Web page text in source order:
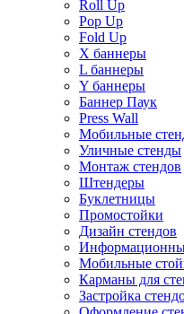
Roll Up
Pop Up
Fold Up
Х баннеры
L баннеры
Y баннеры
Баннер Паук
Press Wall
Мобильные
Уличные стенды
Монтаж стендов
Штендеры
Буклетницы
Промостойки
Дизайн стендов
Мобильные
Карманы для
Застройка